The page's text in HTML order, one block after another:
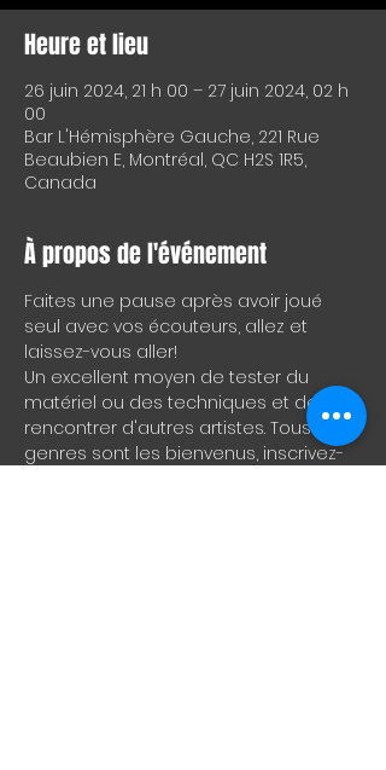
Heure et lieu
26 juin 2024, 21 h 00 – 27 juin 2024, 02 h
00
Bar L'Hémisphère Gauche, 221 Rue
Beaubien E, Montréal, QC H2S 1R5,
Canada
À propos de l'événement
Faites une pause après avoir joué
seul avec vos écouteurs, allez et
laissez-vous aller!
Un excellent moyen de tester du
matériel ou des techniques et de
rencontrer d'autres artistes. Tous les
genres sont les bienvenus, inscrivez-